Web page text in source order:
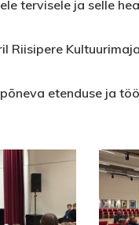
tervisele ja selle
etenduse ja